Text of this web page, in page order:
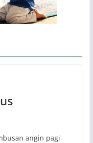
angin pagi